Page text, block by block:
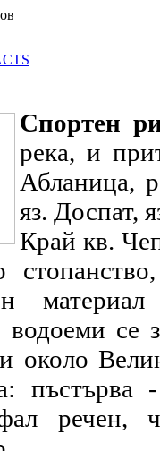
Спортен
река, и
Абланица,
яз. Доспат,
Край кв.
водоеми се
около
пъстърва
речен,